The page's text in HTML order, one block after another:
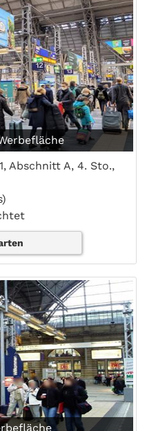
Abschnitt A, 4. Sto.,